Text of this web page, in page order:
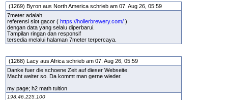
(1269) Byron aus North America schrieb am 07. Aug 26, 05:59
7meter adalah
referensi slot gacor ( https://hollerbrewery.com/ )
dengan data yang selalu diperbarui.
Tampilan ringan dan responsif
tersedia melalui halaman 7meter terpercaya.
(1268) Lacy aus Africa schrieb am 07. Aug 26, 05:59
Danke fuer die schoene Zeit auf dieser Webseite.
Macht weiter so. Da kommt man gerne wieder.
my page; h2 math tuition
198.46.225.100